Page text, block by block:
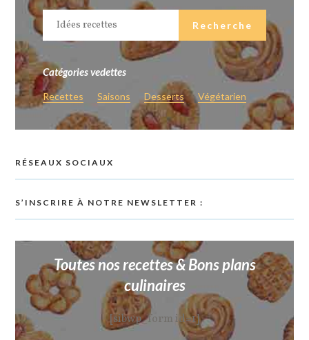
Catégories vedettes
Recettes Saisons Desserts Végétarien
RÉSEAUX SOCIAUX
S’INSCRIRE À NOTRE NEWSLETTER :
Toutes nos recettes & Bons plans
culinaires
[sibwp_form id=1]